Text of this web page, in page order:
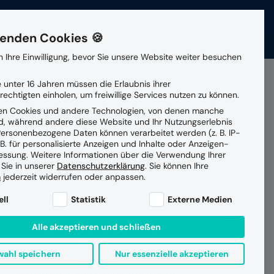
Suchen
Klientenmanagement
Vernetzte Versorgung
Managed Services Betrieb
Gesellschafterin
Partner
Datensicherheit
News Veranstaltungen
Cookies 🍪
Ihre Einwilligung, bevor Sie unsere Website weiter besuchen
unter 16 Jahren müssen die Erlaubnis ihrer
einholen, um freiwillige Services nutzen zu können.
Cookies und andere Technologien, von denen manche
während andere diese Website und Ihr Nutzungserlebnis
Daten können verarbeitet werden (z. B. IP-
für personalisierte Anzeigen und Inhalte oder Anzeigen-
Weitere Informationen über die Verwendung Ihrer
in unserer Datenschutzerklärung. Sie können Ihre
jederzeit widerrufen oder anpassen.
Liste der Service-Gruppen, für die eine Einwilligung
Statistik Externe Medien
Alle akzeptieren und schließen
speichern Nur essenzielle akzeptieren